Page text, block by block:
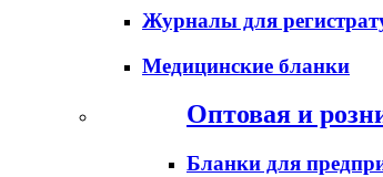
Журналы для
Медицинские бланки
Оптовая и
Бланки для